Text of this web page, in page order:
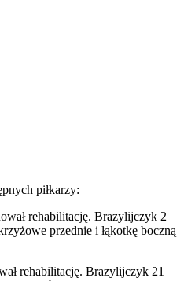
piłkarzy:
rehabilitację. Brazylijczyk 2
przednie i łąkotkę boczną
rehabilitację. Brazylijczyk 21